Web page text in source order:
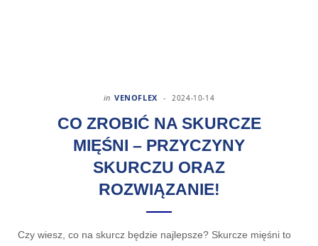
in VENOFLEX 2024-10-14
CO ZROBIĆ NA SKURCZE
MIĘŚNI – PRZYCZYNY
SKURCZU ORAZ
ROZWIĄZANIE!
Czy wiesz, co na skurcz będzie najlepsze? Skurcze mięśni to